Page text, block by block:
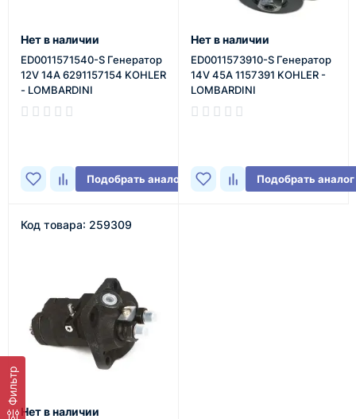
Фильтр
Нет в наличии
ED0011571540-S Генератор
12V 14А 6291157154 KOHLER
- LOMBARDINI
Подобрать аналог
Нет в наличии
ED0011573910-S Генератор
14V 45A 1157391 KOHLER -
LOMBARDINI
Подобрать аналог
Код товара: 259309
Нет в наличии